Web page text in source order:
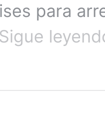
para
Sigue